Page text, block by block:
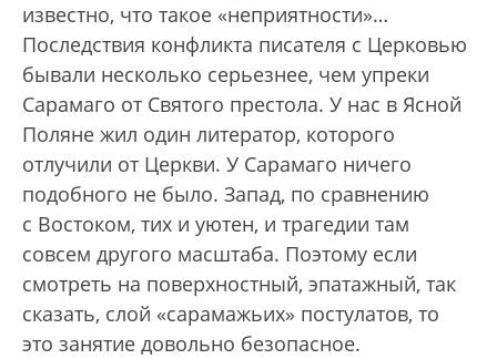
известно, что такое «неприятности»…
Последствия конфликта писателя с Церковью
бывали несколько серьезнее, чем упреки
Сарамаго от Святого престола. У нас в Ясной
Поляне жил один литератор, которого
отлучили от Церкви. У Сарамаго ничего
подобного не было. Запад, по сравнению
с Востоком, тих и уютен, и трагедии там
совсем другого масштаба. Поэтому если
смотреть на поверхностный, эпатажный, так
сказать, слой «сарамажьих» постулатов, то
это занятие довольно безопасное.